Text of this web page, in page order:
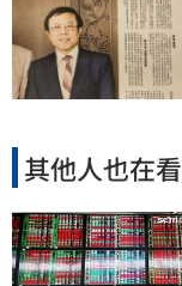
其他人也在看